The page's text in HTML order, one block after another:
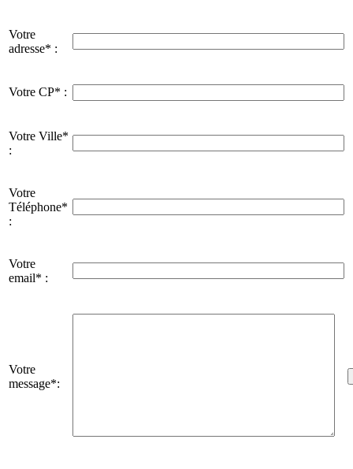
Votre
adresse* :
Votre CP* :
Votre Ville*
:
Votre
Téléphone*
:
Votre
email* :
Votre
message*: